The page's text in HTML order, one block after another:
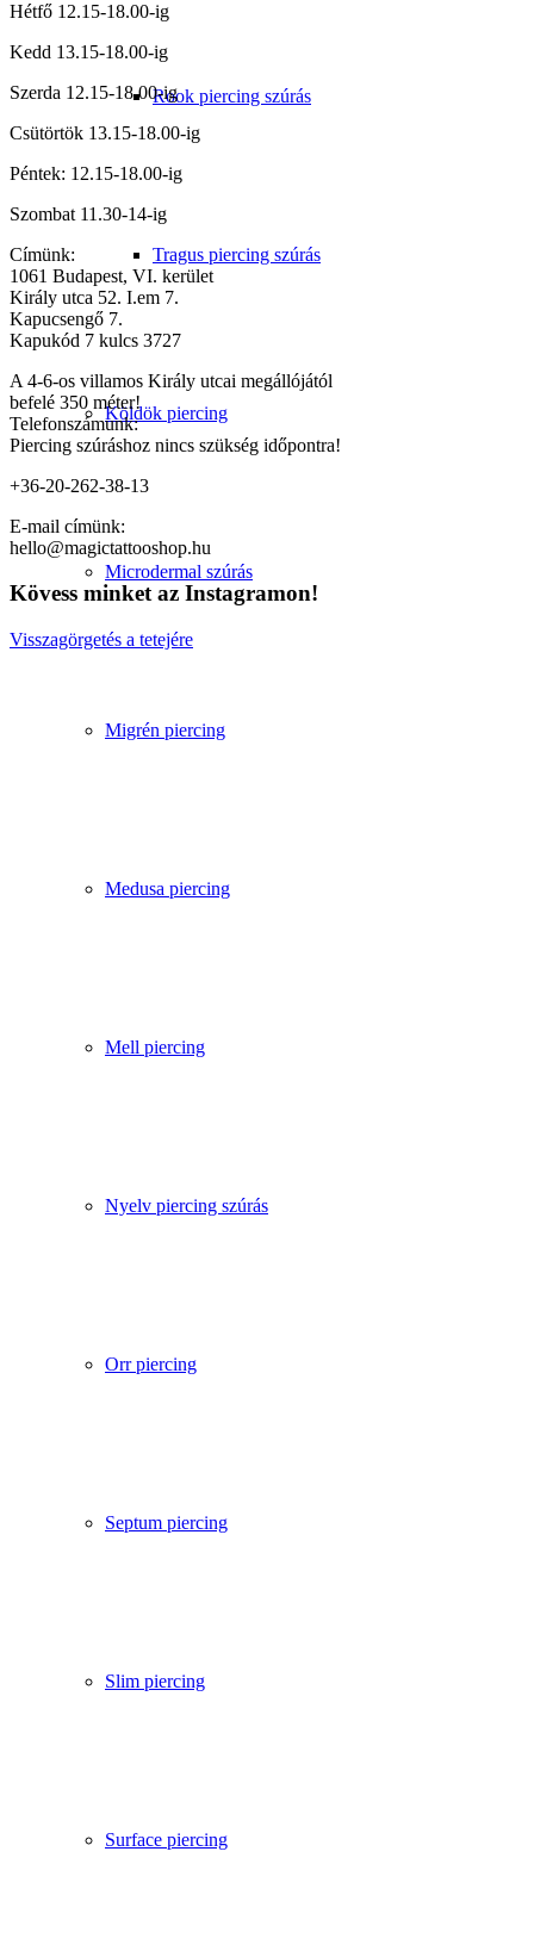
Rook piercing szúrás
Tragus piercing szúrás
Köldök piercing
Microdermal szúrás
Migrén piercing
Medusa piercing
Mell piercing
Nyelv piercing szúrás
Orr piercing
Septum piercing
Slim piercing
Surface piercing
Hétfő 12.15-18.00-ig
Kedd 13.15-18.00-ig
Szerda 12.15-18.00-ig
Csütörtök 13.15-18.00-ig
Péntek: 12.15-18.00-ig
Szombat 11.30-14-ig
Címünk:
1061 Budapest, VI. kerület
Király utca 52. I.em 7.
Kapucsengő 7.
Kapukód 7 kulcs 3727
A 4-6-os villamos Király utcai megállójától
befelé 350 méter!
Telefonszámunk:
Piercing szúráshoz nincs szükség időpontra!
+36-20-262-38-13
E-mail címünk:
hello@magictattooshop.hu
Kövess minket az Instagramon!
Visszagörgetés a tetejére